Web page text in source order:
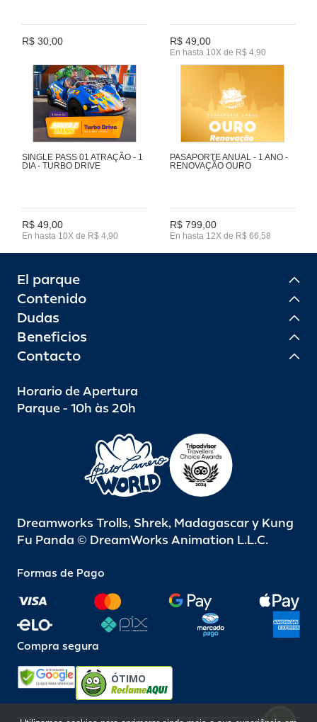
R$ 30,00 R$ 49,00
En hasta 10X de R$ 4,90
SINGLE PASS 01 ATRAÇÃO - 1
DIA - TURBO DRIVE
R$ 49,00
En hasta 10X de R$ 4,90
PASAPORTE ANUAL - 1 ANO -
RENOVAÇÃO OURO
R$ 799,00
En hasta 12X de R$ 66,58
El parque
Contenido
Dudas
Beneficios
Contacto
Horario de Apertura
Parque - 10h às 20h
Dreamworks Trolls, Shrek, Madagascar y Kung
Fu Panda © DreamWorks Animation L.L.C.
Formas de Pago
Compra segura
ÓTIMO